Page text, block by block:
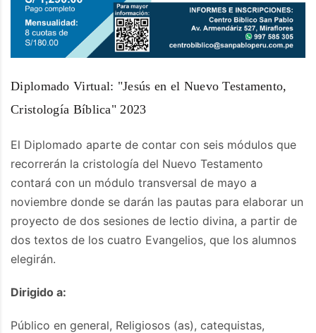
Diplomado Virtual: "Jesús en el Nuevo Testamento,
Cristología Bíblica" 2023
El Diplomado aparte de contar con seis módulos que
recorrerán la cristología del Nuevo Testamento
contará con un módulo transversal de mayo a
noviembre donde se darán las pautas para elaborar un
proyecto de dos sesiones de lectio divina, a partir de
dos textos de los cuatro Evangelios, que los alumnos
elegirán.
Dirigido a:
Público en general, Religiosos (as), catequistas,